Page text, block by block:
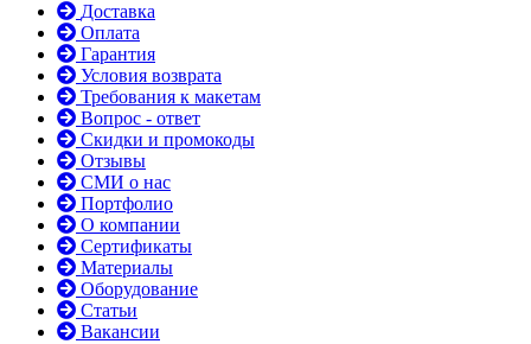
Доставка
Оплата
Гарантия
Условия возврата
Требования к макетам
Вопрос - ответ
Скидки и промокоды
Отзывы
СМИ о нас
Портфолио
О компании
Сертификаты
Материалы
Оборудование
Статьи
Вакансии